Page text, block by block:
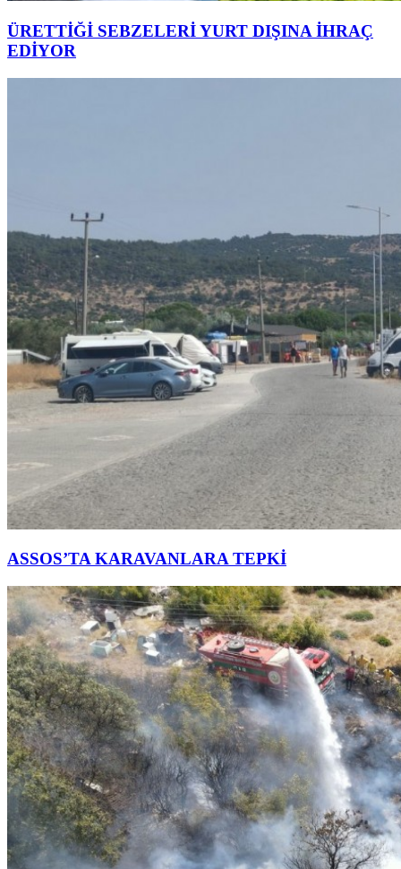
ÜRETTİĞİ SEBZELERİ YURT DIŞINA İHRAÇ
EDİYOR
ASSOS’TA KARAVANLARA TEPKİ